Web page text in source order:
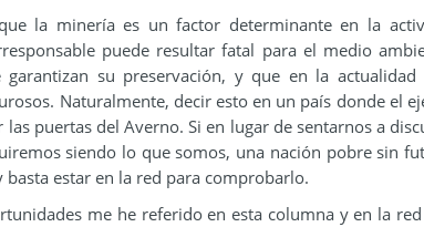
la minería es un factor determinante en la
puede resultar fatal para el medio
garantizan su preservación, y que en la
Naturalmente, decir esto en un país donde el
las puertas del Averno. Si en lugar de sentarnos a
siendo lo que somos, una nación pobre sin
basta estar en la red para comprobarlo.
me he referido en esta columna y en la